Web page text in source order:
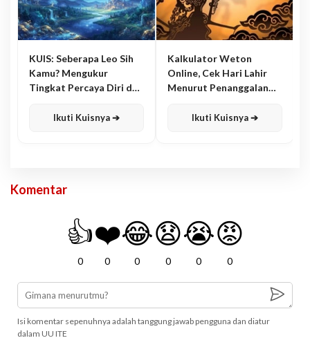
KUIS: Seberapa Leo Sih
Kamu? Mengukur
Tingkat Percaya Diri dan
Ikuti Kuisnya ➔
Kalkulator Weton
Online, Cek Hari Lahir
Menurut Penanggalan
Ikuti Kuisnya ➔
Komentar
👍
0
❤️
0
😂
0
😧
0
😭
0
😡
0
Isi komentar sepenuhnya adalah tanggung jawab pengguna dan diatur
dalam UU ITE